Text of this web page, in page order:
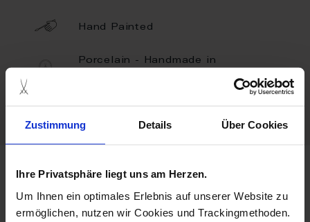
Zustimmung Details Über Cookies
Ihre Privatsphäre liegt uns am Herzen.
Um Ihnen ein optimales Erlebnis auf unserer Website zu
ermöglichen, nutzen wir Cookies und Trackingmethoden.
Hand Painted
Porcelain - Handmade in
Limited Quantity
more products from the limited
masterworks collection